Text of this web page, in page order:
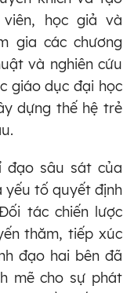
học giả và
gia các chương
và nghiên cứu
giáo dục đại học
dựng thế hệ trẻ
đạo sâu sát của
yếu tố quyết định
tác chiến lược
thăm, tiếp xúc
đạo hai bên đã
mẽ cho sự phát